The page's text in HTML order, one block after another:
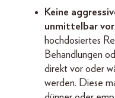
Keine
unmittelbar vor
hochdosiertes
Behandlungen
direkt vor oder
werden. Diese